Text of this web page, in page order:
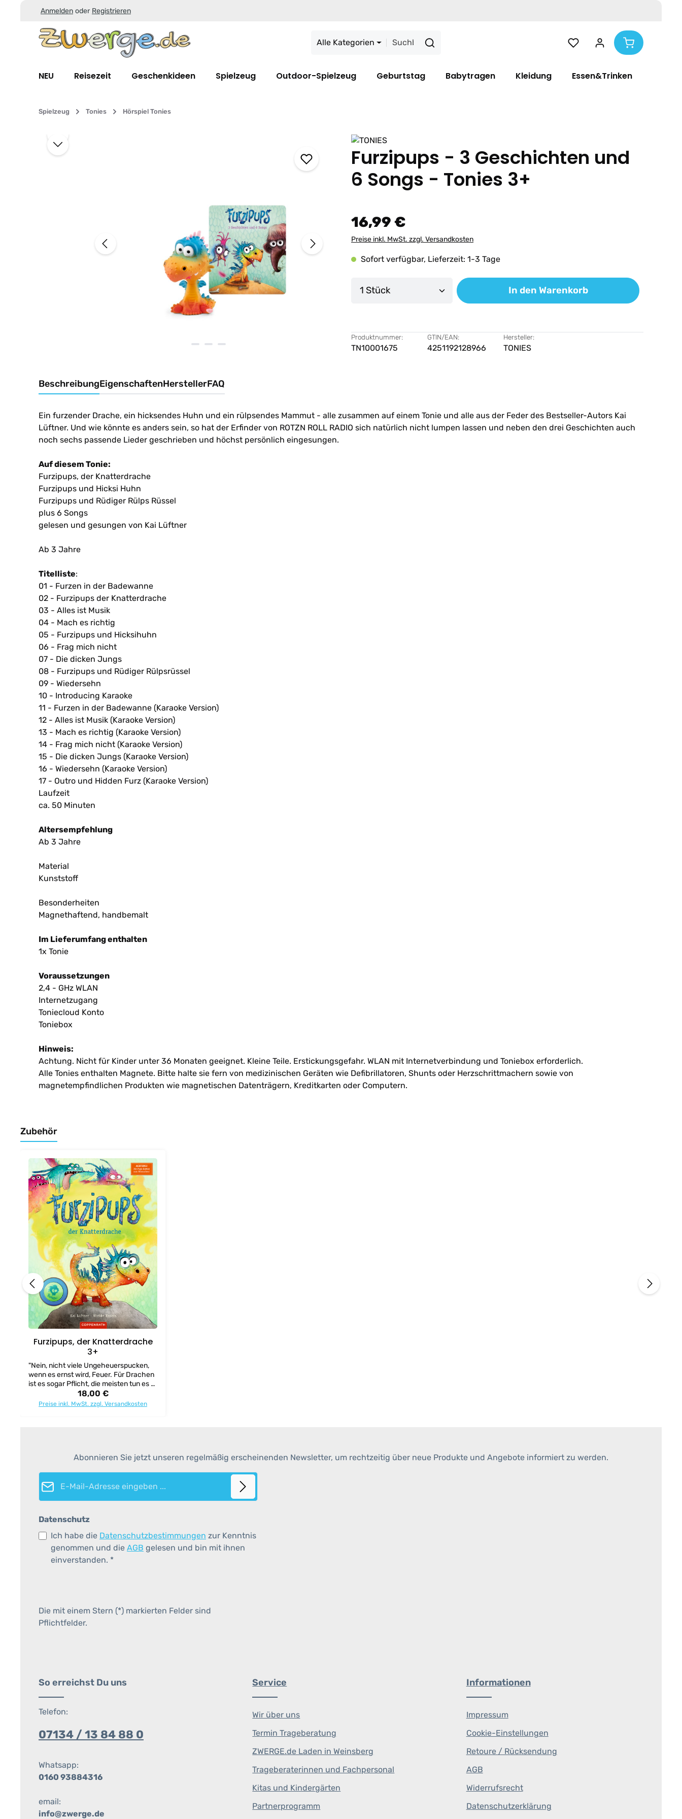
Zum Hauptinhalt springen
Zur Suche springen
Zur Hauptnavigation springen
Anmelden oder Registrieren
Alle Kategorien
NEU Reisezeit Geschenkideen Spielzeug Outdoor-Spielzeug Geburtstag Babytragen Kleidung Essen&Trinken
Spielzeug Tonies Hörspiel Tonies
Bildergalerie überspringen
Furzipups - 3 Geschichten und
6 Songs - Tonies 3+
16,99 €
Preise inkl. MwSt. zzgl. Versandkosten
Sofort verfügbar, Lieferzeit: 1-3 Tage
Produkt Anzahl: Gib den gewünschten Wert ein oder
In den Warenkorb
Produktnummer:
TN10001675
GTIN/EAN:
4251192128966
Hersteller:
TONIES
BeschreibungEigenschaftenHerstellerFAQ
Ein furzender Drache, ein hicksendes Huhn und ein rülpsendes Mammut - alle zusammen auf einem Tonie und alle aus der Feder des Bestseller-Autors Kai
Lüftner. Und wie könnte es anders sein, so hat der Erfinder von ROTZN ROLL RADIO sich natürlich nicht lumpen lassen und neben den drei Geschichten auch
noch sechs passende Lieder geschrieben und höchst persönlich eingesungen.
Auf diesem Tonie:
Furzipups, der Knatterdrache
Furzipups und Hicksi Huhn
Furzipups und Rüdiger Rülps Rüssel
plus 6 Songs
gelesen und gesungen von Kai Lüftner
Ab 3 Jahre
Titelliste:
01 - Furzen in der Badewanne
02 - Furzipups der Knatterdrache
03 - Alles ist Musik
04 - Mach es richtig
05 - Furzipups und Hicksihuhn
06 - Frag mich nicht
07 - Die dicken Jungs
08 - Furzipups und Rüdiger Rülpsrüssel
09 - Wiedersehn
10 - Introducing Karaoke
11 - Furzen in der Badewanne (Karaoke Version)
12 - Alles ist Musik (Karaoke Version)
13 - Mach es richtig (Karaoke Version)
14 - Frag mich nicht (Karaoke Version)
15 - Die dicken Jungs (Karaoke Version)
16 - Wiedersehn (Karaoke Version)
17 - Outro und Hidden Furz (Karaoke Version)
Laufzeit
ca. 50 Minuten
Altersempfehlung
Ab 3 Jahre
Material
Kunststoff
Besonderheiten
Magnethaftend, handbemalt
Im Lieferumfang enthalten
1x Tonie
Voraussetzungen
2,4 - GHz WLAN
Internetzugang
Toniecloud Konto
Toniebox
Hinweis:
Achtung. Nicht für Kinder unter 36 Monaten geeignet. Kleine Teile. Erstickungsgefahr. WLAN mit Internetverbindung und Toniebox erforderlich.
Alle Tonies enthalten Magnete. Bitte halte sie fern von medizinischen Geräten wie Defibrillatoren, Shunts oder Herzschrittmachern sowie von
magnetempfindlichen Produkten wie magnetischen Datenträgern, Kreditkarten oder Computern.
Zubehör
In den Warenkorb
Furzipups, der Knatterdrache
3+
"Nein, nicht viele Ungeheuerspucken,
wenn es ernst wird, Feuer. Für Drachen
ist es sogar Pflicht, die meisten tun es –
einer nicht!" Knatter! Pups! Prö-ö-ö-ö-t!
Sobald der kleine Drache Furzipups
Kultautor und Songwriter Kai Lüftner
wieder-Anschauen. Achtung: mit Pups-
Button zum Mitmachen!
Altersempfehlung: ab 3 Jahre Seiten:
32 Format: 21 x 28
Regulärer Preis:
18,00 €
Preise inkl. MwSt. zzgl. Versandkosten
Abonnieren Sie jetzt unseren regelmäßig erscheinenden Newsletter, um rechtzeitig über neue Produkte und Angebote informiert zu werden.
Datenschutz
Ich habe die Datenschutzbestimmungen zur Kenntnis
genommen und die AGB gelesen und bin mit ihnen
einverstanden. *
Die mit einem Stern (*) markierten Felder sind
Pflichtfelder.
So erreichst Du uns
Telefon:
07134 / 13 84 88 0
Whatsapp:
0160 93884316
email:
info@zwerge.de
Service
Wir über uns
Termin Trageberatung
ZWERGE.de Laden in Weinsberg
Trageberaterinnen und Fachpersonal
Kitas und Kindergärten
Partnerprogramm
Informationen
Impressum
Cookie-Einstellungen
Retoure / Rücksendung
AGB
Widerrufsrecht
Datenschutzerklärung